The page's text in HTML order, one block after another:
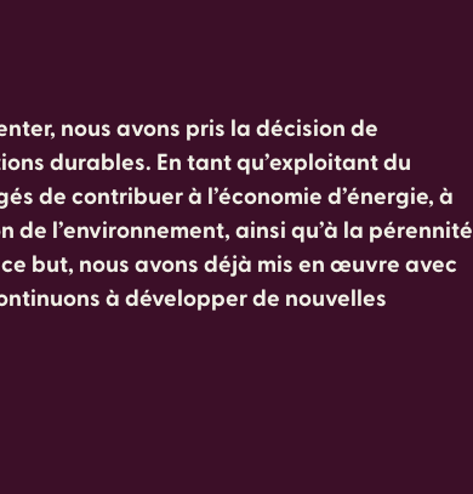
nous avons pris la décision de
durables. En tant qu’exploitant du
de contribuer à l’économie d’énergie, à
l’environnement, ainsi qu’à la pérennité
but, nous avons déjà mis en œuvre avec
à développer de nouvelles